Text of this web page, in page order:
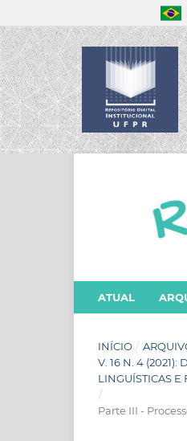
ATUAL
INÍCIO /
V. 16 N. 4 (2021):
LINGUÍSTICAS E
/
Parte III -